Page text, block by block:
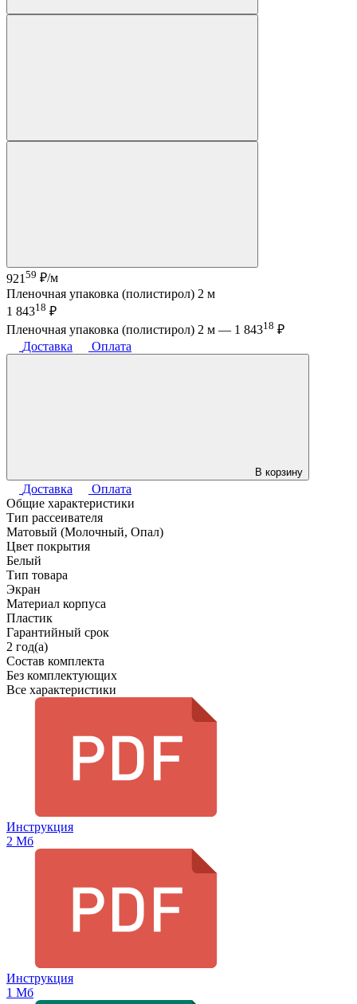
921 59 ₽/м
Пленочная упаковка (полистирол) 2 м
1 84318 ₽
Пленочная упаковка (полистирол) 2 м — 1 84318 ₽
Доставка
Оплата
В корзину
Доставка
Оплата
Общие характеристики
Тип рассеивателя
Матовый (Молочный, Опал)
Цвет покрытия
Белый
Тип товара
Экран
Материал корпуса
Пластик
Гарантийный срок
2 год(а)
Состав комплекта
Без комплектующих
Все характеристики
Инструкция
2 Мб
Инструкция
1 Мб